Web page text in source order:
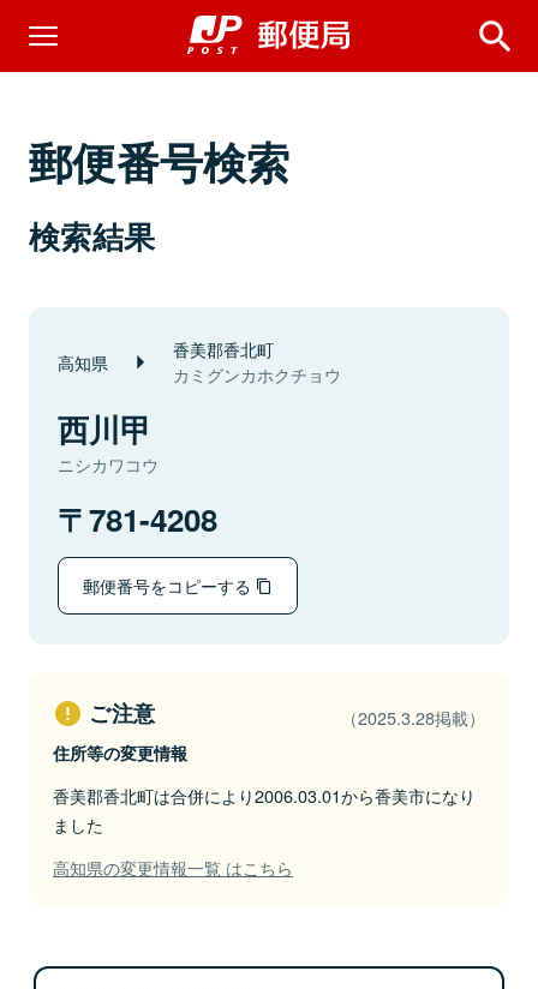
郵便番号検索
検索結果
高知県 香美郡香北町
カミグンカホクチョウ
西川甲
ニシカワコウ
781-4208
郵便番号をコピーする
ご注意 （2025.3.28掲載）
住所等の変更情報
香美郡香北町は合併により2006.03.01から香美市になり
ました
高知県の変更情報一覧 はこちら